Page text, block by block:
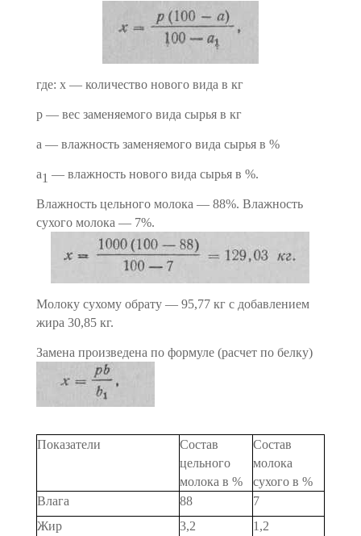
где: х — количество нового вида в кг
р — вес заменяемого вида сырья в кг
а — влажность заменяемого вида сырья в %
а1 — влажность нового вида сырья в %.
Влажность цельного молока — 88%. Влажность
сухого молока — 7%.
Молоку сухому обрату — 95,77 кг с добавлением
жира 30,85 кг.
Замена произведена по формуле (расчет по белку)
Показатели
Состав
цельного
молока в %
Состав
молока
сухого в %
Влага
88
7
Жир
3,2 1,2